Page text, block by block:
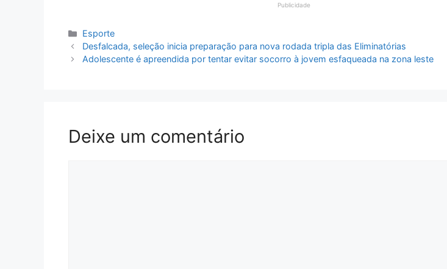
Publicidade
Categorias
Esporte
Desfalcada, seleção inicia preparação para nova rodada tripla das Eliminatórias
Adolescente é apreendida por tentar evitar socorro à jovem esfaqueada na zona leste
Deixe um comentário